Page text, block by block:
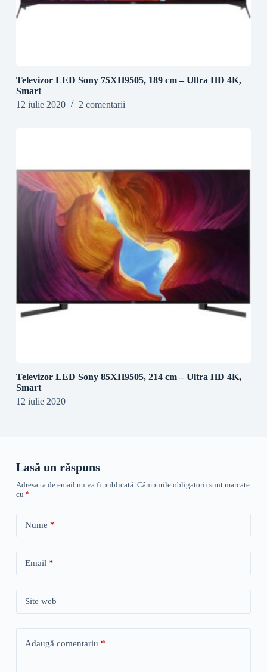
Televizor LED Sony 75XH9505, 189 cm – Ultra HD 4K,
Smart
12 iulie 2020
2 comentarii
Televizor LED Sony 85XH9505, 214 cm – Ultra HD 4K,
Smart
12 iulie 2020
Lasă un răspuns
Adresa ta de email nu va fi publicată. Câmpurile obligatorii sunt marcate
cu *
Nume *
Email*
Site web
Adaugă comentariu *